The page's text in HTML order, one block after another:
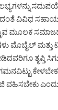
ವಿವಿಧ
ಮೂಲಕ
ಮೊಬೈಲ್
ತೃಪ್ತಿ
ಗಮನವಿಟ್ಟು
ವಹಿಸಬೇಕು